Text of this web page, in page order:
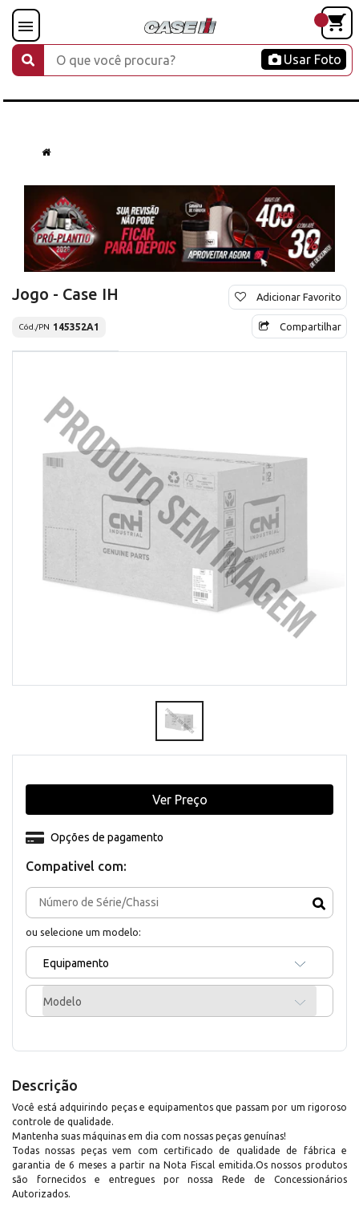
Usar Foto
Jogo - Case IH
Cód./PN 145352A1
Adicionar Favorito
Compartilhar
Compativel com:
ou selecione um modelo:
Equipamento
Modelo
Opções de pagamento
Ver Preço
Descrição
Você está adquirindo peças e equipamentos que passam por um rigoroso
controle de qualidade.
Mantenha suas máquinas em dia com nossas peças genuínas!
Todas nossas peças vem com certificado de qualidade de fábrica e
garantia de 6 meses a partir na Nota Fiscal emitida.Os nossos produtos
são fornecidos e entregues por nossa Rede de Concessionários
Autorizados.